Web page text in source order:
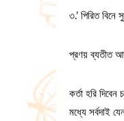
৩.’ পিরিত বিনে
প্রণয় ব্যতীত
কর্তা হরি
মধ্যে সর্বদাই